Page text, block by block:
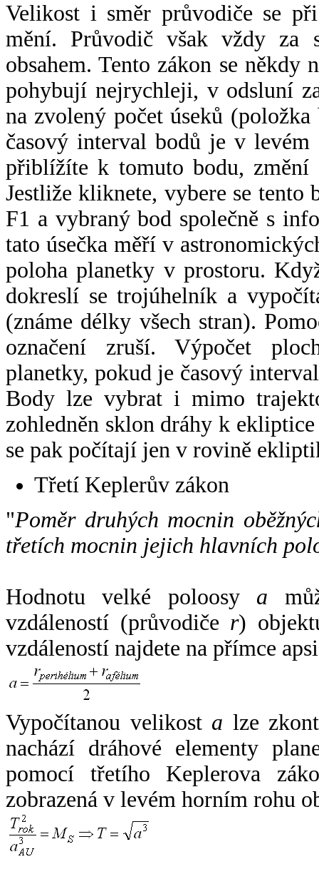
Velikost i směr průvodiče se
mění. Průvodič však vždy za
obsahem. Tento zákon se někdy
pohybují nejrychleji, v odsluní
na zvolený počet úseků
časový interval bodů je v
přiblížíte k tomuto bodu,
Jestliže kliknete, vybere se tento
F1 a vybraný bod společně s
tato úsečka měří v
poloha planetky v prostoru.
dokreslí se trojúhelník a
(známe délky všech stran).
označení zruší. Výpočet
planetky, pokud je časový
Body lze vybrat i mimo
zohledněn sklon dráhy k
se pak počítají jen v rovině
Třetí Keplerův zákon
"Poměr druhých mocnin
třetích mocnin jejich hlavních
Hodnotu velké poloosy a
vzdáleností (průvodiče r)
vzdáleností najdete na přímce
Vypočítanou velikost a lze
nachází dráhové elementy
pomocí třetího Keplerova
zobrazená v levém horním rohu